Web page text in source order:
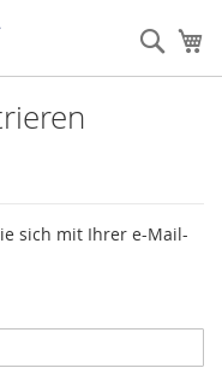
sich mit Ihrer e-Mail-